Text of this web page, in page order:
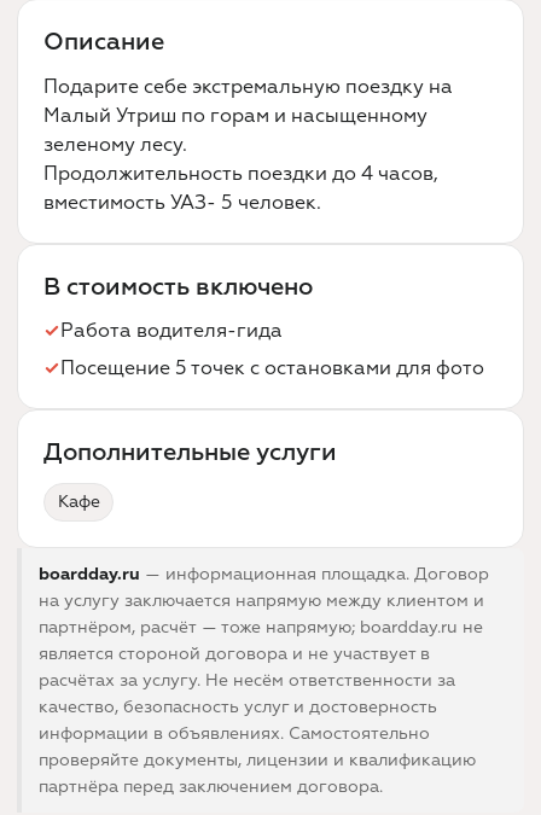
Описание
Подарите себе экстремальную поездку на
Малый Утриш по горам и насыщенному
зеленому лесу.
Продолжительность поездки до 4 часов,
вместимость УАЗ- 5 человек.
В стоимость включено
Работа водителя-гида
Посещение 5 точек с остановками для фото
Дополнительные услуги
Кафе
boardday.ru — информационная площадка. Договор
на услугу заключается напрямую между клиентом и
партнёром, расчёт — тоже напрямую; boardday.ru не
является стороной договора и не участвует в
расчётах за услугу. Не несём ответственности за
качество, безопасность услуг и достоверность
информации в объявлениях. Самостоятельно
проверяйте документы, лицензии и квалификацию
партнёра перед заключением договора.